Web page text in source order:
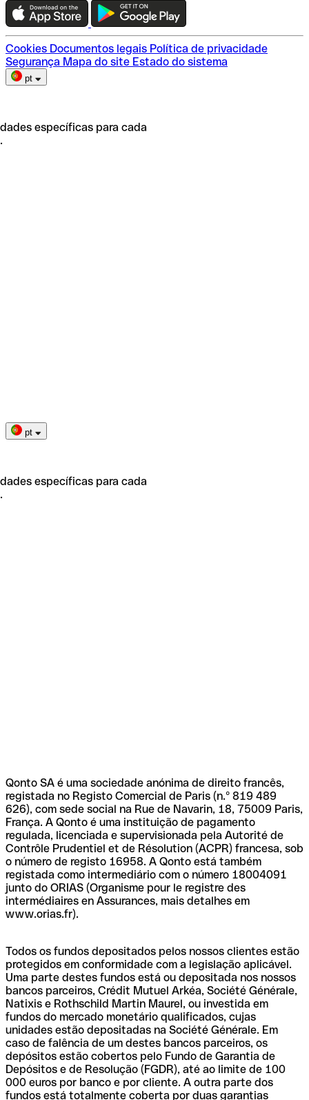
Escolha do plano
Cookies Documentos legais Política de privacidade
Segurança Mapa do site Estado do sistema
pt
específicas para cada
pt
específicas para cada
Qonto SA é uma sociedade anónima de direito francês,
registada no Registo Comercial de Paris (n.º 819 489
626), com sede social na Rue de Navarin, 18, 75009 Paris,
França. A Qonto é uma instituição de pagamento
regulada, licenciada e supervisionada pela Autorité de
Contrôle Prudentiel et de Résolution (ACPR) francesa, sob
o número de registo 16958. A Qonto está também
registada como intermediário com o número 18004091
junto do ORIAS (Organisme pour le registre des
intermédiaires en Assurances, mais detalhes em
www.orias.fr).
Todos os fundos depositados pelos nossos clientes estão
protegidos em conformidade com a legislação aplicável.
Uma parte destes fundos está ou depositada nos nossos
bancos parceiros, Crédit Mutuel Arkéa, Société Générale,
Natixis e Rothschild Martin Maurel, ou investida em
fundos do mercado monetário qualificados, cujas
unidades estão depositadas na Société Générale. Em
caso de falência de um destes bancos parceiros, os
depósitos estão cobertos pelo Fundo de Garantia de
Depósitos e de Resolução (FGDR), até ao limite de 100
000 euros por banco e por cliente. A outra parte dos
fundos está totalmente coberta por duas garantias